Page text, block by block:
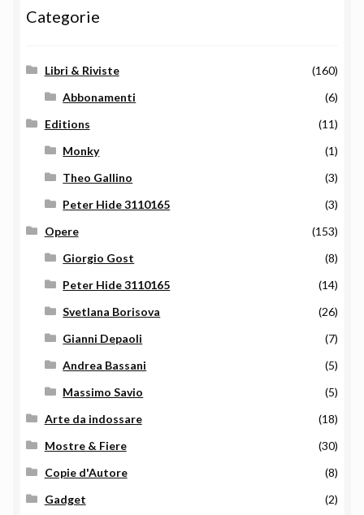
Categorie
Libri & Riviste
(160)
Abbonamenti
(6)
Editions
(11)
Monky
(1)
Theo Gallino
(3)
Peter Hide 3110165
(3)
Opere
(153)
Giorgio Gost
(8)
Peter Hide 3110165
(14)
Svetlana Borisova
(26)
Gianni Depaoli
(7)
Andrea Bassani
(5)
Massimo Savio
(5)
Arte da indossare
(18)
Mostre & Fiere
(30)
Copie d'Autore
(8)
Gadget
(2)